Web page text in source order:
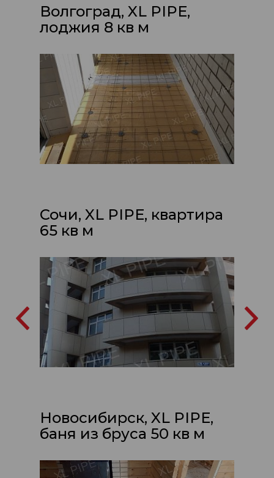
Волгоград, XL PIPE,
лоджия 8 кв м
Сочи, XL PIPE, квартира
65 кв м
Новосибирск, XL PIPE,
баня из бруса 50 кв м